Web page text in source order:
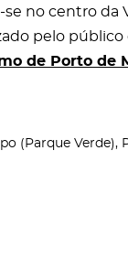
no centro da
pelo
de Porto de
(Parque Verde),